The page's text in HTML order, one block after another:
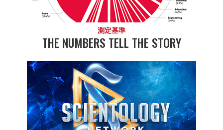
測定基準
THE NUMBERS TELL THE STORY